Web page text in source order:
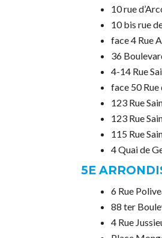
10 rue
10 bis rue
face 4 Rue
36
4-14 Rue
face 50 Rue
123 Rue
123 Rue
115 Rue
4 Quai de
5E
6 Rue
88 ter
4 Rue